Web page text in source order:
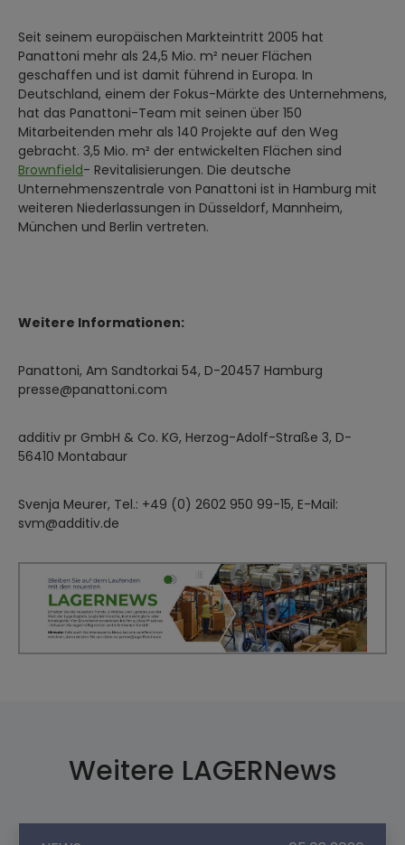
Seit seinem europäischen Markteintritt 2005 hat
Panattoni mehr als 24,5 Mio. m² neuer Flächen
geschaffen und ist damit führend in Europa. In
Deutschland, einem der Fokus-Märkte des Unternehmens,
hat das Panattoni-Team mit seinen über 150
Mitarbeitenden mehr als 140 Projekte auf den Weg
gebracht. 3,5 Mio. m² der entwickelten Flächen sind
Brownfield- Revitalisierungen. Die deutsche
Unternehmenszentrale von Panattoni ist in Hamburg mit
weiteren Niederlassungen in Düsseldorf, Mannheim,
München und Berlin vertreten.
Weitere Informationen:
Panattoni, Am Sandtorkai 54, D-20457 Hamburg
presse@panattoni.com
additiv pr GmbH & Co. KG, Herzog-Adolf-Straße 3, D-
56410 Montabaur
Svenja Meurer, Tel.: +49 (0) 2602 950 99-15, E-Mail:
svm@additiv.de
Weitere LAGERNews